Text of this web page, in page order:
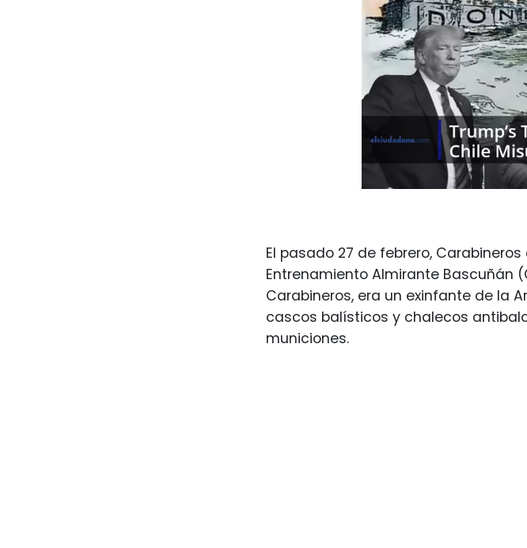
El pasado 27 de febrero,
Entrenamiento Almirante Bascuñán
Carabineros, era un exinfante de la
cascos balísticos y chalecos
municiones.